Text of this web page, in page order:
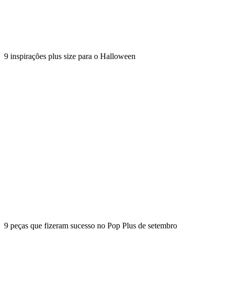
9 inspirações plus size para o Halloween
9 peças que fizeram sucesso no Pop Plus de setembro